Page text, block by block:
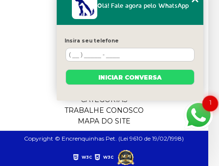
QUEM SOMOS
BLOG
FILHOTES
CATEGORIAS
TRABALHE CONOSCO
MAPA DO SITE
Copyright © Encrenquinhas Pet. (Lei 9610 de 19/02/1998)
W3C W3C
1
Olá! Fale agora pelo WhatsApp
Insira seu telefone
INICIAR CONVERSA